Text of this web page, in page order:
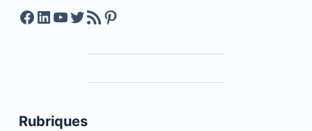
Facebook
LinkedIn
YouTube
Twitter
Feed RSSPinterest
Rubriques